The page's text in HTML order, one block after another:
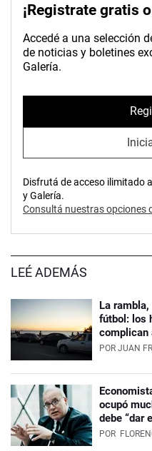
¡Registrate gratis
Accedé a una selección
de noticias y boletines
Galería.
Disfrutá de acceso ilimitado
y Galería.
Consultá nuestras opciones
LEÉ ADEMÁS
La
fútbol: los
complican
POR JUAN
ocupó
debe “dar
POR